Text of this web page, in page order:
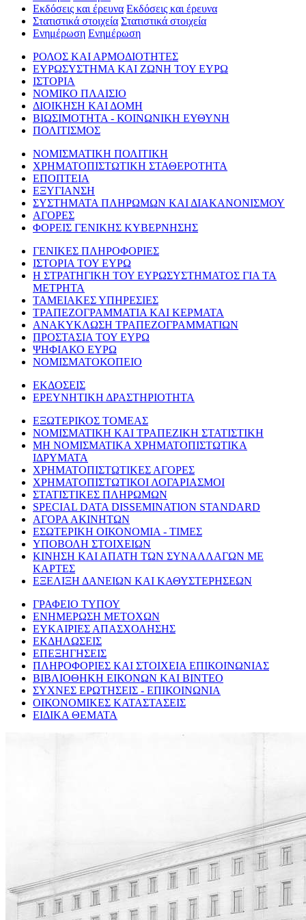
Εκδόσεις και έρευνα Εκδόσεις και έρευνα
Στατιστικά στοιχεία Στατιστικά στοιχεία
Ενημέρωση Ενημέρωση
ΡΟΛΟΣ ΚΑΙ ΑΡΜΟΔΙΟΤΗΤΕΣ
ΕΥΡΩΣΥΣΤΗΜΑ ΚΑΙ ΖΩΝΗ ΤΟΥ ΕΥΡΩ
ΙΣΤΟΡΙΑ
ΝΟΜΙΚΟ ΠΛΑΙΣΙΟ
ΔΙΟΙΚΗΣΗ ΚΑΙ ΔΟΜΗ
ΒΙΩΣΙΜΟΤΗΤΑ - ΚΟΙΝΩΝΙΚΗ ΕΥΘΥΝΗ
ΠΟΛΙΤΙΣΜΟΣ
ΝΟΜΙΣΜΑΤΙΚΗ ΠΟΛΙΤΙΚΗ
ΧΡΗΜΑΤΟΠΙΣΤΩΤΙΚΗ ΣΤΑΘΕΡΟΤΗΤΑ
ΕΠΟΠΤΕΙΑ
ΕΞΥΓΙΑΝΣΗ
ΣΥΣΤΗΜΑΤΑ ΠΛΗΡΩΜΩΝ ΚΑΙ ΔΙΑΚΑΝΟΝΙΣΜΟΥ
ΑΓΟΡΕΣ
ΦΟΡΕΙΣ ΓΕΝΙΚΗΣ ΚΥΒΕΡΝΗΣΗΣ
ΓΕΝΙΚΕΣ ΠΛΗΡΟΦΟΡΙΕΣ
ΙΣΤΟΡΙΑ ΤΟΥ ΕΥΡΩ
Η ΣΤΡΑΤΗΓΙΚΗ ΤΟΥ ΕΥΡΩΣΥΣΤΗΜΑΤΟΣ ΓΙΑ ΤΑ
ΜΕΤΡΗΤΑ
ΤΑΜΕΙΑΚΕΣ ΥΠΗΡΕΣΙΕΣ
ΤΡΑΠΕΖΟΓΡΑΜΜΑΤΙΑ ΚΑΙ ΚΕΡΜΑΤΑ
ΑΝΑΚΥΚΛΩΣΗ ΤΡΑΠΕΖΟΓΡΑΜΜΑΤΙΩΝ
ΠΡΟΣΤΑΣΙΑ ΤΟΥ ΕΥΡΩ
ΨΗΦΙΑΚΟ ΕΥΡΩ
ΝΟΜΙΣΜΑΤΟΚΟΠΕΙΟ
ΕΚΔΟΣΕΙΣ
ΕΡΕΥΝΗΤΙΚΗ ΔΡΑΣΤΗΡΙΟΤΗΤΑ
ΕΞΩΤΕΡΙΚΟΣ ΤΟΜΕΑΣ
ΝΟΜΙΣΜΑΤΙΚΗ ΚΑΙ ΤΡΑΠΕΖΙΚΗ ΣΤΑΤΙΣΤΙΚΗ
ΜΗ ΝΟΜΙΣΜΑΤΙΚΑ ΧΡΗΜΑΤΟΠΙΣΤΩΤΙΚΑ
ΙΔΡΥΜΑΤΑ
ΧΡΗΜΑΤΟΠΙΣΤΩΤΙΚΕΣ ΑΓΟΡΕΣ
ΧΡΗΜΑΤΟΠΙΣΤΩΤΙΚΟΙ ΛΟΓΑΡΙΑΣΜΟΙ
ΣΤΑΤΙΣΤΙΚΕΣ ΠΛΗΡΩΜΩΝ
SPECIAL DATA DISSEMINATION STANDARD
ΑΓΟΡΑ ΑΚΙΝΗΤΩΝ
ΕΣΩΤΕΡΙΚΗ ΟΙΚΟΝΟΜΙΑ - ΤΙΜΕΣ
ΥΠΟΒΟΛΗ ΣΤΟΙΧΕΙΩΝ
ΚΙΝΗΣΗ ΚΑΙ ΑΠΑΤΗ ΤΩΝ ΣΥΝΑΛΛΑΓΩΝ ΜΕ
ΚΑΡΤΕΣ
ΕΞΕΛΙΞΗ ΔΑΝΕΙΩΝ ΚΑΙ ΚΑΘΥΣΤΕΡΗΣΕΩΝ
ΓΡΑΦΕΙΟ ΤΥΠΟΥ
ΕΝΗΜΕΡΩΣΗ ΜΕΤΟΧΩΝ
ΕΥΚΑΙΡΙΕΣ ΑΠΑΣΧΟΛΗΣΗΣ
ΕΚΔΗΛΩΣΕΙΣ
ΕΠΕΞΗΓΗΣΕΙΣ
ΠΛΗΡΟΦΟΡΙΕΣ ΚΑΙ ΣΤΟΙΧΕΙΑ ΕΠΙΚΟΙΝΩΝΙΑΣ
ΒΙΒΛΙΟΘΗΚΗ ΕΙΚΟΝΩΝ ΚΑΙ ΒΙΝΤΕΟ
ΣΥΧΝΕΣ ΕΡΩΤΗΣΕΙΣ - ΕΠΙΚΟΙΝΩΝΙΑ
ΟΙΚΟΝΟΜΙΚΕΣ ΚΑΤΑΣΤΑΣΕΙΣ
ΕΙΔΙΚΑ ΘΕΜΑΤΑ